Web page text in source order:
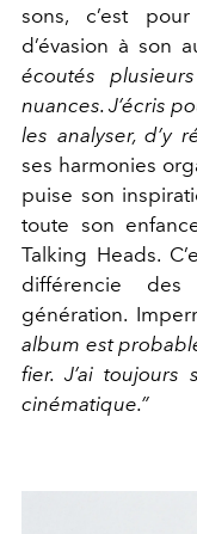
sons, c’est
d’évasion à son
écoutés
nuances. J’écris
les analyser, d’y
ses harmonies
puise son
toute son
Talking Heads.
différencie
génération.
album est
fier. J’ai
cinématique.”